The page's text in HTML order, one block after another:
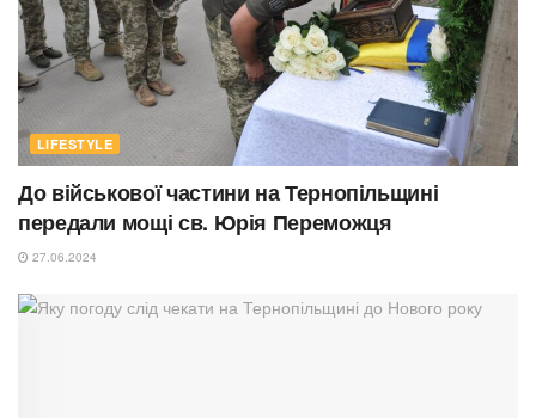
LIFESTYLE
До військової частини на Тернопільщині
передали мощі св. Юрія Переможця
27.06.2024